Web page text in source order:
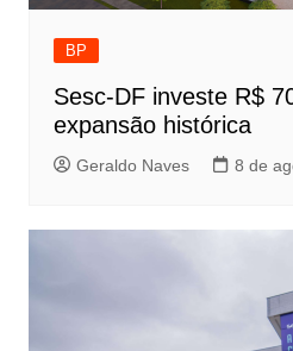
BP
Sesc-DF investe R$
expansão histórica
Geraldo Naves 8 de